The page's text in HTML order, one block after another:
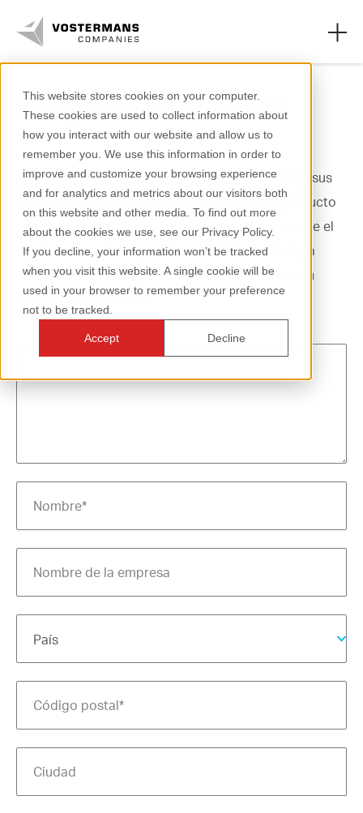
This website stores cookies on your computer.
These cookies are used to collect information about
how you interact with our website and allow us to
remember you. We use this information in order to
improve and customize your browsing experience
and for analytics and metrics about our visitors both
on this website and other media. To find out more
about the cookies we use, see our Privacy Policy.
If you decline, your information won’t be tracked
when you visit this website. A single cookie will be
used in your browser to remember your preference
not to be tracked.
Accept Decline
Vostermans Ventilation
Vostermans Alu Foundries
Sobre nosotros
Trabajar en
+31 (0)77 389 32 32
ventilation@vostermans.com
Contacto
Póngase en contacto con
nosotros
Si tiene alguna duda sobre nuestros productos y sus
aplicaciones, quiere recibir información del producto
o necesite consejos de nuestros especialistas, use el
siguiente formulario para hacerlo. Una vez lo haya
cumplimentado, nos pondremos en contacto con
usted lo antes posible.